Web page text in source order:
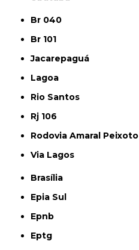
Br 040
Br 101
Jacarepaguá
Lagoa
Rio Santos
Rj 106
Rodovia Amaral Peixoto
Via Lagos
Brasília
Epia Sul
Epnb
Eptg